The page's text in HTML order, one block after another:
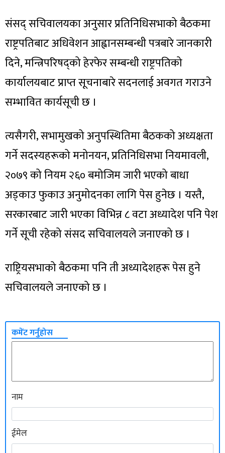
संसद् सचिवालयका अनुसार प्रतिनिधिसभाको बैठकमा
राष्ट्रपतिबाट अधिवेशन आह्वानसम्बन्धी पत्रबारे जानकारी
दिने, मन्त्रिपरिषद्को हेरफेर सम्बन्धी राष्ट्रपतिको
कार्यालयबाट प्राप्त सूचनाबारे सदनलाई अवगत गराउने
सम्भावित कार्यसूची छ ।
त्यसैगरी, सभामुखको अनुपस्थितिमा बैठकको अध्यक्षता
गर्ने सदस्यहरूको मनोनयन, प्रतिनिधिसभा नियमावली,
२०७९ को नियम २६० बमोजिम जारी भएको बाधा
अड्काउ फुकाउ अनुमोदनका लागि पेस हुनेछ । यस्तै,
सरकारबाट जारी भएका विभिन्न ८ वटा अध्यादेश पनि पेश
गर्ने सूची रहेको संसद सचिवालयले जनाएको छ ।
राष्ट्रियसभाको बैठकमा पनि ती अध्यादेशहरू पेस हुने
सचिवालयले जनाएको छ ।
कमेंट गर्नुहोस
नाम
ईमेल